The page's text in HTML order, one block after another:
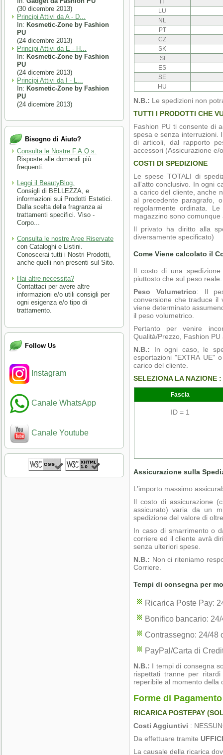
(30 dicembre 2013)
Principi Attivi da A - D...
In: Kosmetic-Zone by Fashion
PU
(24 dicembre 2013)
Principi Attivi da E - H...
In: Kosmetic-Zone by Fashion
PU
(24 dicembre 2013)
Principi Attivi da I - L...
In: Kosmetic-Zone by Fashion
PU
(24 dicembre 2013)
Bisogno di Aiuto?
Consulta le Nostre F.A.Q.s.
Risposte alle domandi più
frequenti.
Leggi il BeautyBlog.
Consigli di BELLEZZA, e
informazioni sui Prodotti Estetici.
Dalla scelta della fragranza ai
trattamenti specifici. Viso -
Corpo...
Consulta le nostre Aree Riservate
con Cataloghi e Listini.
Conoscerai tutti i Nostri Prodotti,
anche quelli non presenti sul Sito.
Hai altre necessita?
Contattaci per avere altre
informazioni e/o utili consigli per
ogni esigenza e/o tipo di
trattamento.
Follow Us
Instagram
Canale WhatsApp
Canale Youtube
IT
LU
NL
PT
CZ
SK
SI
ES
SE
HU
N.B.: Le spedizioni non
TUTTI I PRODOTTI CHE
Fashion PU ti consente di
spesa e senza interruzioni.
di articoli, dal rapporto
accessori (Assicurazione
COSTI DI SPEDIZIONE
Le spese TOTALI di
all'atto conclusivo. In ogni
a carico del cliente, anche
al precedente paragrafo,
regolarmente ordinata.
magazzino sono
Il privato ha diritto alla
diversamente specificato)
Come Viene calcolato il
Il costo di una
piuttosto che sul peso
Peso Volumetrico: Il
conversione che traduce il
viene determinato
il peso volumetrico.
Pertanto per venire
Qualità/Prezzo, Fashion
N.B.: In ogni caso, le
esportazioni "EXTRA UE"
carico del cliente.
SELEZIONA LA NAZIONE :
Fascia
ID = 1
Assicurazione sulla
L’importo massimo
Il costo di assicurazione
assicurato) varia da un
spedizione del valore di
In caso di smarrimento o
corriere ed il cliente avrà
senza ulteriori spese.
N.B.: Non ci riteniamo
Corriere.
Tempi di consegna per
Ricarica Poste Pay:
Bonifico bancario:
Contrassegno: 24/48
PayPal/Carta di
N.B.: I tempi di consegna
rispettati tranne per
reperibile al momento della
Forme di
RICARICA POSTEPAY
Costi Aggiuntivi :
Da effettuare tramite
La causale della ricarica